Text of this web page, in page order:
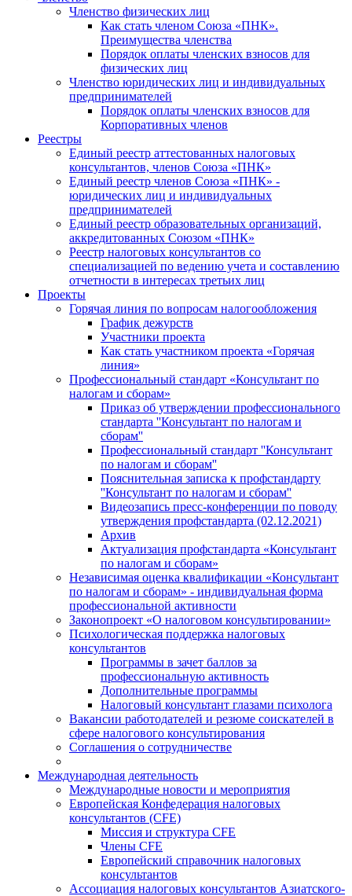
Членство физических лиц
Как стать членом Союза «ПНК».
Преимущества членства
Порядок оплаты членских взносов для
физических лиц
Членство юридических лиц и индивидуальных
предпринимателей
Порядок оплаты членских взносов для
Корпоративных членов
Реестры
Единый реестр аттестованных налоговых
консультантов, членов Союза «ПНК»
Единый реестр членов Союза «ПНК» -
юридических лиц и индивидуальных
предпринимателей
Единый реестр образовательных организаций,
аккредитованных Союзом «ПНК»
Реестр налоговых консультантов со
специализацией по ведению учета и составлению
отчетности в интересах третьих лиц
Проекты
Горячая линия по вопросам налогообложения
График дежурств
Участники проекта
Как стать участником проекта «Горячая
линия»
Профессиональный стандарт «Консультант по
налогам и сборам»
Приказ об утверждении профессионального
стандарта ''Консультант по налогам и
сборам''
Профессиональный стандарт ''Консультант
по налогам и сборам''
Пояснительная записка к профстандарту
''Консультант по налогам и сборам''
Видеозапись пресс-конференции по поводу
утверждения профстандарта (02.12.2021)
Архив
Актуализация профстандарта «Консультант
по налогам и сборам»
Независимая оценка квалификации «Консультант
по налогам и сборам» - индивидуальная форма
профессиональной активности
Законопроект «О налоговом консультировании»
Психологическая поддержка налоговых
консультантов
Программы в зачет баллов за
профессиональную активность
Дополнительные программы
Налоговый консультант глазами психолога
Вакансии работодателей и резюме соискателей в
сфере налогового консультирования
Соглашения о сотрудничестве
Международная деятельность
Международные новости и мероприятия
Европейская Конфедерация налоговых
консультантов (CFE)
Миссия и структура CFE
Члены CFE
Европейский справочник налоговых
консультантов
Ассоциация налоговых консультантов Азиатского-